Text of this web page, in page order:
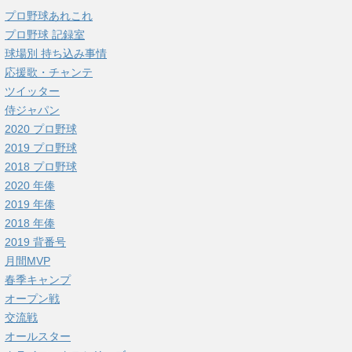
プロ野球あれこれ
プロ野球 記録室
球場別 持ち込み事情
応援歌・チャンテ
ツイッター
侍ジャパン
2020 プロ野球
2019 プロ野球
2018 プロ野球
2020 年俸
2019 年俸
2018 年俸
2019 背番号
月間MVP
春季キャンプ
オープン戦
交流戦
オールスター